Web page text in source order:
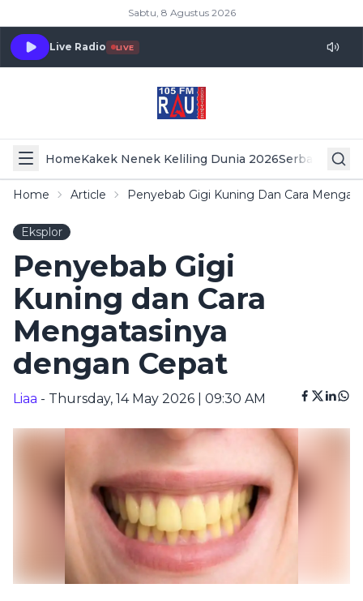
Sabtu, 8 Agustus 2026
Live Radio LIVE
HomeKakek Nenek Keliling Dunia 2026Serba Serbi
Home Article Penyebab Gigi Kuning Dan Cara
Eksplor
Penyebab Gigi
Kuning dan Cara
Mengatasinya
dengan Cepat
Liaa - Thursday, 14 May 2026 | 09:30 AM